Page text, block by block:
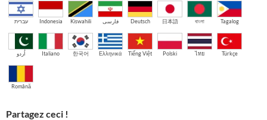
עברית Indonesia Kiswahili فارسی Deutsch 日本語 বাংলা Tagalog
اُردو Italiano 한국어 Ελληνικά Tiếng Việt Polski ไทย Türkçe
Română
Partagez ceci !